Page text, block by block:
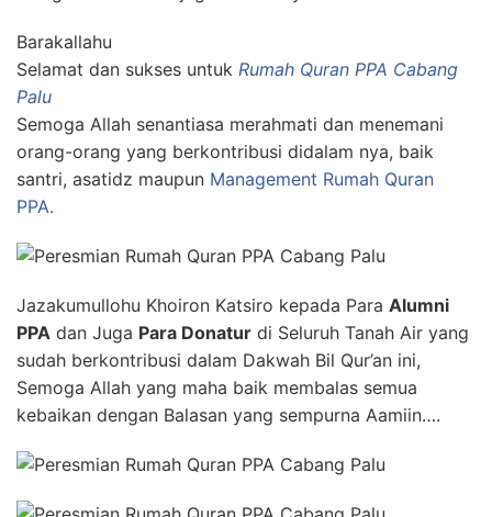
Barakallahu
Selamat dan sukses untuk Rumah Quran PPA Cabang
Palu
Semoga Allah senantiasa merahmati dan menemani
orang-orang yang berkontribusi didalam nya, baik
santri, asatidz maupun Management Rumah Quran
PPA.
Jazakumullohu Khoiron Katsiro kepada Para Alumni
PPA dan Juga Para Donatur di Seluruh Tanah Air yang
sudah berkontribusi dalam Dakwah Bil Qur’an ini,
Semoga Allah yang maha baik membalas semua
kebaikan dengan Balasan yang sempurna Aamiin….